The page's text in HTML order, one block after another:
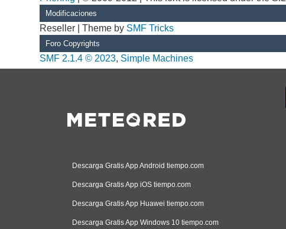
Modificaciones
Reseller | Theme by SMF Tricks
Foro Copyrights
SMF 2.1.4 © 2023, Simple Machines
Descarga Gratis App Android tiempo.com
Descarga Gratis App iOS tiempo.com
Descarga Gratis App Huawei tiempo.com
Descarga Gratis App Windows 10 tiempo.com